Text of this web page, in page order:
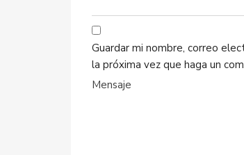
Guardar mi nombre, correo
la próxima vez que haga un